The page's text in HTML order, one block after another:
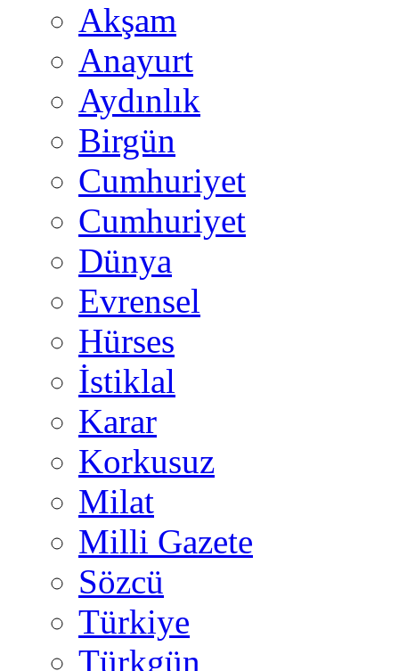
Akşam
Anayurt
Aydınlık
Birgün
Cumhuriyet
Cumhuriyet
Dünya
Evrensel
Hürses
İstiklal
Karar
Korkusuz
Milat
Milli Gazete
Sözcü
Türkiye
Türkgün